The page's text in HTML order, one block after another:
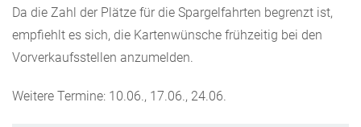
Da die Zahl der Plätze für die Spargelfahrten begrenzt ist,
empfiehlt es sich, die Kartenwünsche frühzeitig bei den
Vorverkaufsstellen anzumelden.
Weitere Termine: 10.06., 17.06., 24.06.